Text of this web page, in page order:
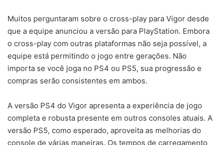
Muitos perguntaram sobre o cross-play para Vigor desde
que a equipe anunciou a versão para PlayStation. Embora
o cross-play com outras plataformas não seja possível, a
equipe está permitindo o jogo entre gerações. Não
importa se você joga no PS4 ou PS5, sua progressão e
compras serão consistentes em ambos.
A versão PS4 do Vigor apresenta a experiência de jogo
completa e robusta presente em outros consoles atuais. A
versão PS5, como esperado, aproveita as melhorias do
console de várias maneiras. Os tempos de carregamento